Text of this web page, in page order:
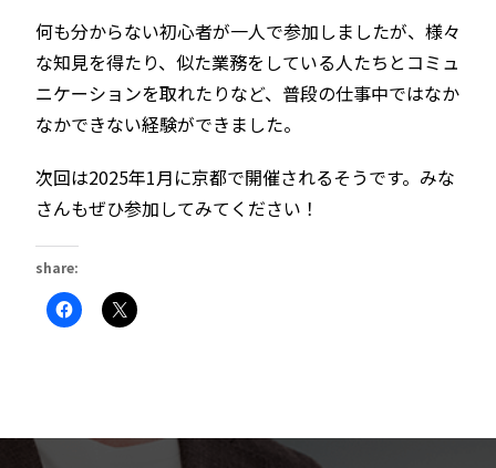
何も分からない初心者が一人で参加しましたが、様々
な知見を得たり、似た業務をしている人たちとコミュ
ニケーションを取れたりなど、普段の仕事中ではなか
なかできない経験ができました。
次回は2025年1月に京都で開催されるそうです。みな
さんもぜひ参加してみてください！
share:
Facebook
で
リ
ク
リ
有
(新